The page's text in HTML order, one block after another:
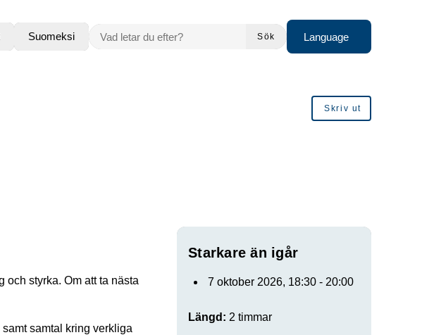
Suomeksi
VAD LETAR DU EFTER?
Sök
Language
Skriv ut
och styrka. Om att ta nästa
samtal kring verkliga
Starkare än igår
7 oktober 2026, 18:30 - 20:00
Längd: 2 timmar